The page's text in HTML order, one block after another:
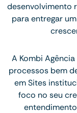
desenvolvimento
para entregar
A Kombi
processos bem
em Sites
foco no seu